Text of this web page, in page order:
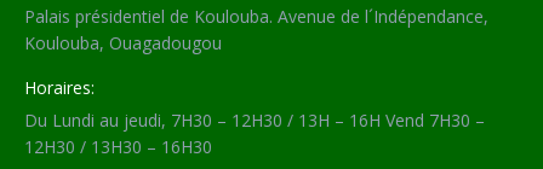
Palais présidentiel de Koulouba. Avenue de l´Indépendance,
Koulouba, Ouagadougou
Horaires:
Du Lundi au jeudi, 7H30 – 12H30 / 13H – 16H Vend 7H30 –
12H30 / 13H30 – 16H30